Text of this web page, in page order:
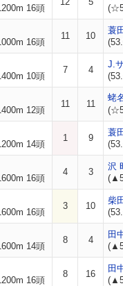
16頭
16頭
11 10
蓑
10頭
7 4
J.
12頭
11 11
蛯
14頭
1 9
蓑
16頭
4 3
沢
16頭
3 10
柴
14頭
8 4
田
16頭
8 16
田